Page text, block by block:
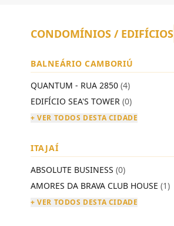
CONDOMÍNIOS / EDIFÍCIOS
BALNEÁRIO CAMBORIÚ
QUANTUM - RUA 2850 (4)
EDIFÍCIO SEA'S TOWER (0)
+ VER TODOS DESTA CIDADE
ITAJAÍ
ABSOLUTE BUSINESS (0)
AMORES DA BRAVA CLUB HOUSE (1)
+ VER TODOS DESTA CIDADE